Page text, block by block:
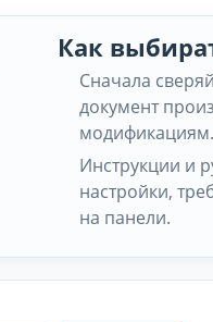
Как
Сначала
документ
модификациям.
Инструкции и
настройки,
на панели.